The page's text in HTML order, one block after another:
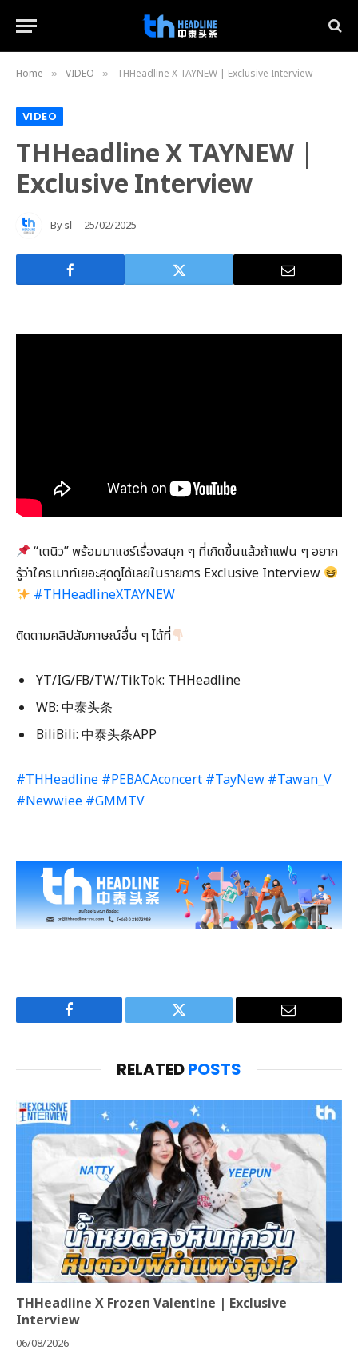
Home » VIDEO » THHeadline X TAYNEW | Exclusive Interview
VIDEO
THHeadline X TAYNEW |
Exclusive Interview
Bysl 25/02/2025
“เตนิว” พร้อมมาแชร์เรื่องสนุก ๆ ที่เกิดขึ้นแล้วถ้าแฟน ๆ อยาก
รู้ว่าใครเมาท์เยอะสุดดูได้เลยในรายการ Exclusive Interview
#THHeadlineXTAYNEW
ติดตามคลิปสัมภาษณ์อื่น ๆ ได้ที่
YT/IG/FB/TW/TikTok: THHeadline
WB: 中泰头条
BiliBili: 中泰头条APP
#THHeadline #PEBACAconcert #TayNew #Tawan_V
#Newwiee #GMMTV
Facebook Twitter Email
RELATEDPOSTS
THHeadline X Frozen Valentine | Exclusive
Interview
06/08/2026